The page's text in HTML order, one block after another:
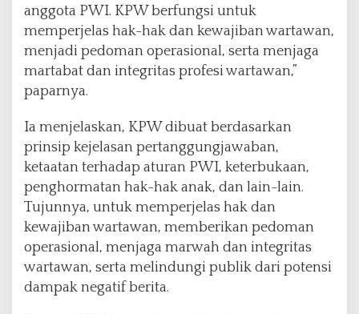
anggota PWI. KPW berfungsi untuk
memperjelas hak-hak dan kewajiban wartawan,
menjadi pedoman operasional, serta menjaga
martabat dan integritas profesi wartawan,”
paparnya.
Ia menjelaskan, KPW dibuat berdasarkan
prinsip kejelasan pertanggungjawaban,
ketaatan terhadap aturan PWI, keterbukaan,
penghormatan hak-hak anak, dan lain-lain.
Tujunnya, untuk memperjelas hak dan
kewajiban wartawan, memberikan pedoman
operasional, menjaga marwah dan integritas
wartawan, serta melindungi publik dari potensi
dampak negatif berita.